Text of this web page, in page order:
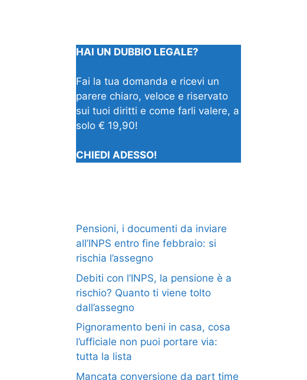
HAI UN DUBBIO LEGALE?
Fai la tua domanda e ricevi un
parere chiaro, veloce e riservato
sui tuoi diritti e come farli valere, a
solo € 19,90!
CHIEDI ADESSO!
Pensioni, i documenti da inviare
all’INPS entro fine febbraio: si
rischia l’assegno
Debiti con l’INPS, la pensione è a
rischio? Quanto ti viene tolto
dall’assegno
Pignoramento beni in casa, cosa
l’ufficiale non puoi portare via:
tutta la lista
Mancata conversione da part time